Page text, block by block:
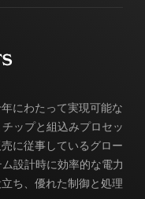
にわたって実現可能な
ップと組込みプロセッ
に従事しているグロー
設計時に効率的な電力
ち、優れた制御と処理